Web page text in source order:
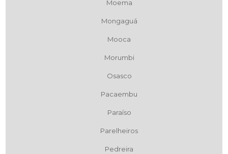
Moema
Mongaguá
Mooca
Morumbi
Osasco
Pacaembu
Paraíso
Parelheiros
Pedreira